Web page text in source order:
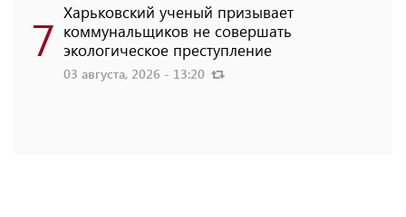
7 Харьковский ученый призывает
коммунальщиков не совершать
экологическое преступление
03 августа, 2026 - 13:20